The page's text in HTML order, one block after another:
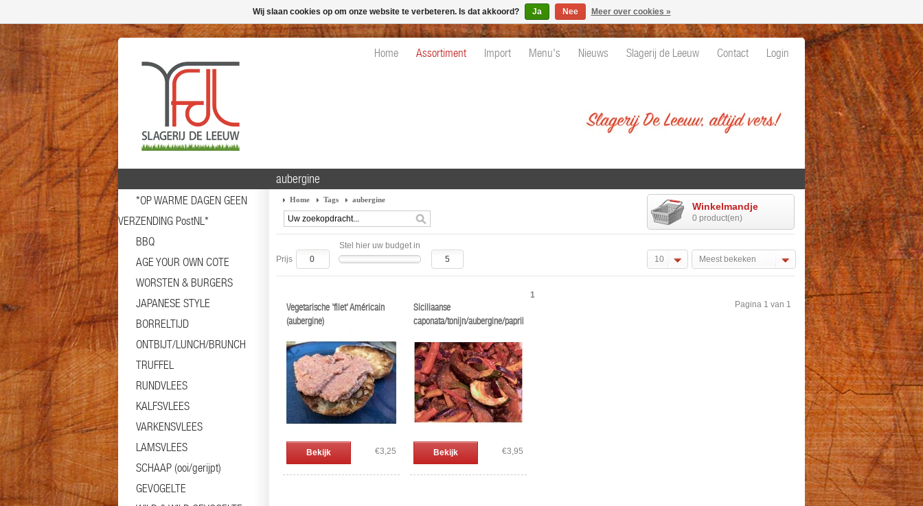
Home Assortiment Import Menu's Nieuws Slagerij de Leeuw Contact Login
*OP WARME DAGEN GEEN
VERZENDING PostNL*
BBQ
AGE YOUR OWN COTE
WORSTEN & BURGERS
JAPANESE STYLE
BORRELTIJD
ONTBIJT/LUNCH/BRUNCH
TRUFFEL
RUNDVLEES
KALFSVLEES
VARKENSVLEES
LAMSVLEES
SCHAAP (ooi/gerijpt)
GEVOGELTE
aubergine
Home Tags aubergine
Winkelmandje
0 product(en)
Stel hier uw budget in
Prijs
10 Meest bekeken
Vegetarische 'filet' Américain
(aubergine)
Bekijk €3,25
Siciliaanse
caponata/tonijn/aubergine/paprika/tomaat
Bekijk €3,95
1
Pagina 1 van 1
Wij slaan cookies op om onze website te verbeteren. Is dat akkoord? Ja Nee Meer over cookies »